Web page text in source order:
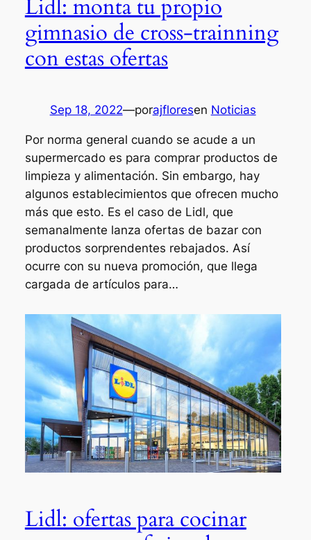
Lidl: monta tu propio
gimnasio de cross-trainning
con estas ofertas
Sep 18, 2022—porajfloresen Noticias
Por norma general cuando se acude a un
supermercado es para comprar productos de
limpieza y alimentación. Sin embargo, hay
algunos establecimientos que ofrecen mucho
más que esto. Es el caso de Lidl, que
semanalmente lanza ofertas de bazar con
productos sorprendentes rebajados. Así
ocurre con su nueva promoción, que llega
cargada de artículos para…
Lidl: ofertas para cocinar